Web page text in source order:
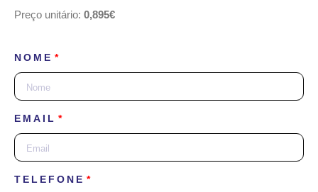
Preço unitário: 0,895€
NOME
EMAIL
TELEFONE